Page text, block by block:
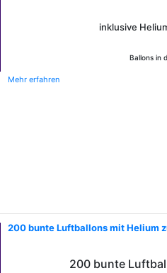
inklusive
Ballons in
Mehr erfahren
200 bunte Luftballons mit Helium
200 bunte